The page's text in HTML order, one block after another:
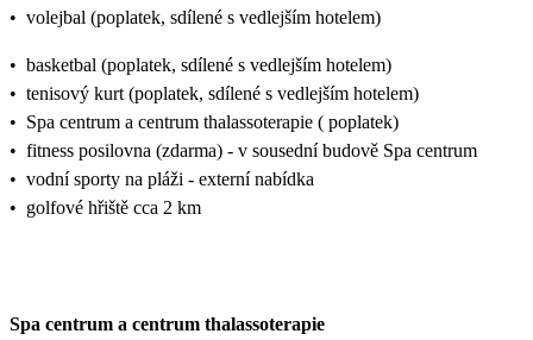
• volejbal (poplatek, sdílené s vedlejším hotelem)
• basketbal (poplatek, sdílené s vedlejším hotelem)
• tenisový kurt (poplatek, sdílené s vedlejším hotelem)
• Spa centrum a centrum thalassoterapie ( poplatek)
• fitness posilovna (zdarma) - v sousední budově Spa centrum
• vodní sporty na pláži - externí nabídka
• golfové hřiště cca 2 km
Spa centrum a centrum thalassoterapie